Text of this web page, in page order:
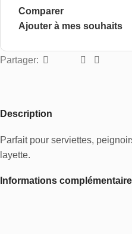
Comparer
Ajouter à mes souhaits
Partager:
Description
Parfait pour serviettes,
layette.
Informations